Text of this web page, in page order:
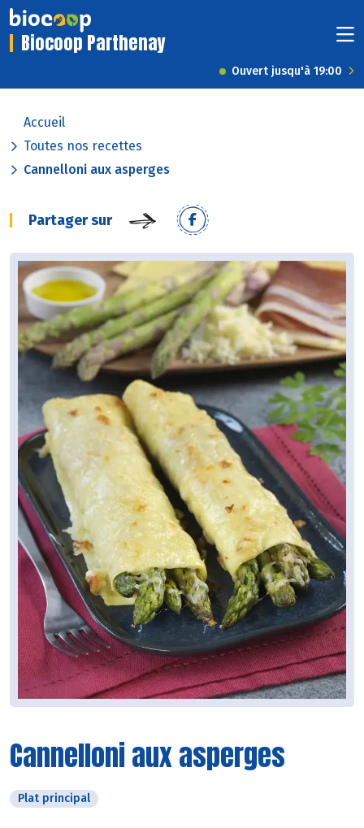
Biocoop Parthenay
Ouvert jusqu'à 19:00
Accueil
Toutes nos recettes
Cannelloni aux asperges
Partager sur
Cannelloni aux asperges
Plat principal